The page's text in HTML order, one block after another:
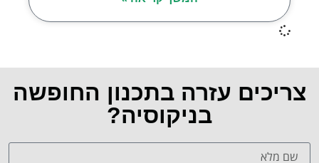
צריכים עזרה בתכנון החופשה
בניקוסיה?